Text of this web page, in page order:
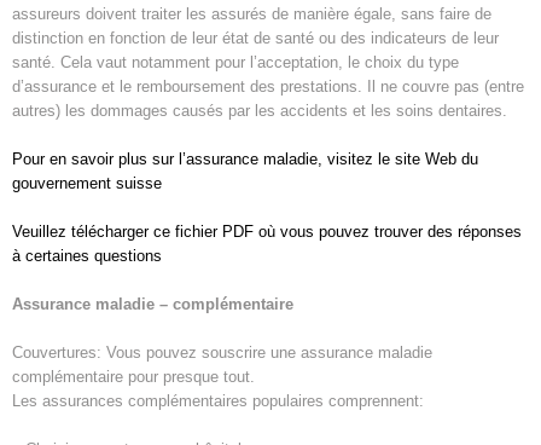
assureurs doivent traiter les assurés de manière égale, sans faire de
distinction en fonction de leur état de santé ou des indicateurs de leur
santé. Cela vaut notamment pour l’acceptation, le choix du type
d’assurance et le remboursement des prestations. Il ne couvre pas (entre
autres) les dommages causés par les accidents et les soins dentaires.
Pour en savoir plus sur l’assurance maladie, visitez le site Web du
gouvernement suisse
Veuillez télécharger ce fichier PDF où vous pouvez trouver des réponses
à certaines questions
Assurance maladie – complémentaire
Couvertures: Vous pouvez souscrire une assurance maladie
complémentaire pour presque tout.
Les assurances complémentaires populaires comprennent: